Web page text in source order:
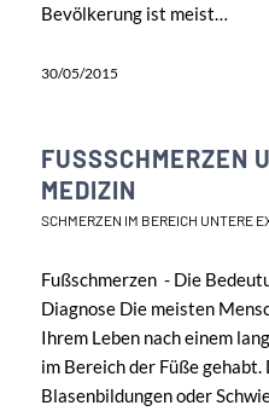
Bevölkerung ist meist…
30/05/2015
FUSSSCHMERZEN
EDIZIN
SCHMERZEN IM BEREICH UNTERE
Fußschmerzen - Die
Diagnose Die meisten
Ihrem Leben nach einem
im Bereich der Füße
Blasenbildungen oder